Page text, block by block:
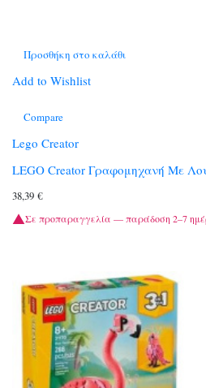
Προσθήκη στο καλάθι
Add to Wishlist
Compare
Lego Creator
LEGO Creator Γραφομηχανή Με
38,39 €
Σε προπαραγγελία — παράδοση 2–7